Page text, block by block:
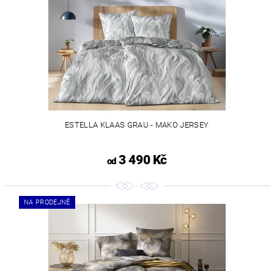
ESTELLA KLAAS GRAU - MAKO JERSEY
od3 490 Kč
NA PRODEJNĚ